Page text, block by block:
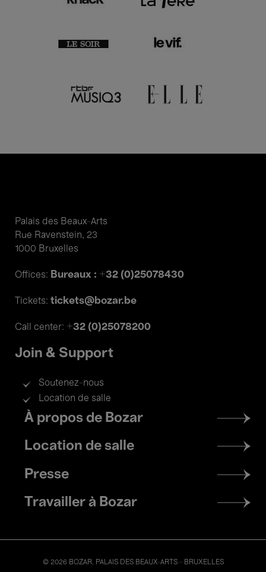
Palais des Beaux-Arts
Rue Ravenstein, 23
1000 Bruxelles
Offices: Bureaux : +32 (0)25078430
Tickets: tickets@bozar.be
Call center: +32 (0)25078200
Join & Support
Soutenez-nous
Location de salle
Footer
menu
À propos de Bozar
Location de salle
Presse
Travailler à Bozar
© 2026 BOZAR. PALAIS DES BEAUX-ARTS - BRUXELLES